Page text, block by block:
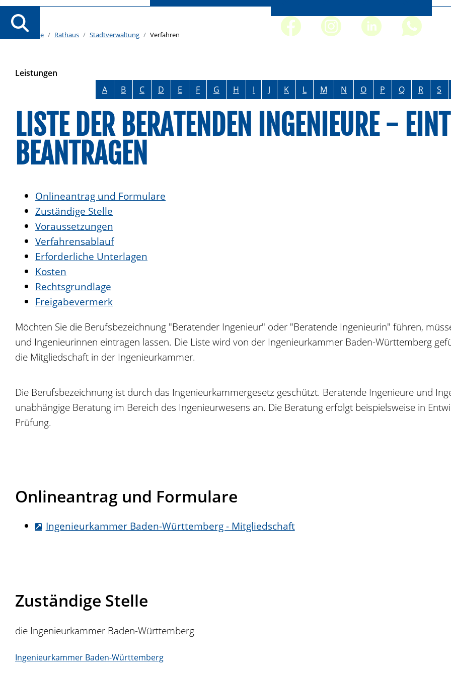
Startseite Rathaus Stadtverwaltung Verfahren
Leistungen
Alphabetisches Register überspringen
A B C D E F G H I J K L M N O P Q R S
LISTE DER BERATENDEN INGENIEURE -
BEANTRAGEN
Onlineantrag und Formulare
Zuständige Stelle
Voraussetzungen
Verfahrensablauf
Erforderliche Unterlagen
Kosten
Rechtsgrundlage
Freigabevermerk
Möchten Sie die Berufsbezeichnung "Beratender Ingenieur" oder "Beratende Ingenieurin" führen,
und Ingenieurinnen eintragen lassen. Die Liste wird von der Ingenieurkammer Baden-Württemberg
die Mitgliedschaft in der Ingenieurkammer.
Die Berufsbezeichnung ist durch das Ingenieurkammergesetz geschützt. Beratende Ingenieure und
unabhängige Beratung im Bereich des Ingenieurwesens an. Die Beratung erfolgt beispielsweise in
Prüfung.
Onlineantrag und Formulare
Ingenieurkammer Baden-Württemberg - Mitgliedschaft
Zuständige Stelle
die Ingenieurkammer Baden-Württemberg
Ingenieurkammer Baden-Württemberg